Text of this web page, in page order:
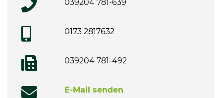
039204 781-639
0173 2817632
039204 781-492
E-Mail senden